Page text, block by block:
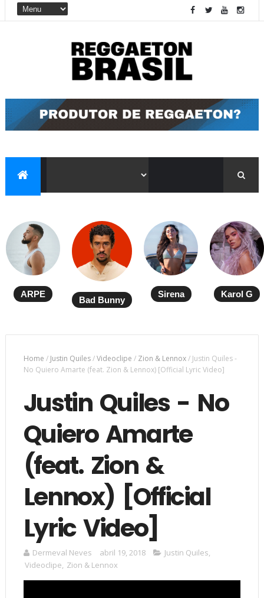
ARPE
Bad Bunny
Sirena Karol G
Home / Justin Quiles/Videoclipe / Zion & Lennox/ Justin Quiles -
No Quiero Amarte (feat. Zion & Lennox) [Official Lyric Video]
Justin Quiles - No
Quiero Amarte
(feat. Zion &
Lennox) [Official
Lyric Video]
Dermeval Neves abril 19, 2018 Justin Quiles,
Videoclipe, Zion & Lennox